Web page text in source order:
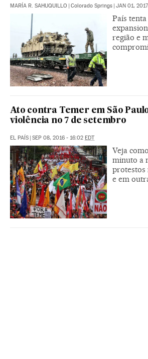
MARÍA R. SAHUQUILLO | Colorado Springs | JAN 01,
País
região e
Ato contra Temer em São
violência no 7 de setembro
EL PAÍS | SEP 08, 2016 - 16:02 EDT
Veja
minuto a
protestos
e em